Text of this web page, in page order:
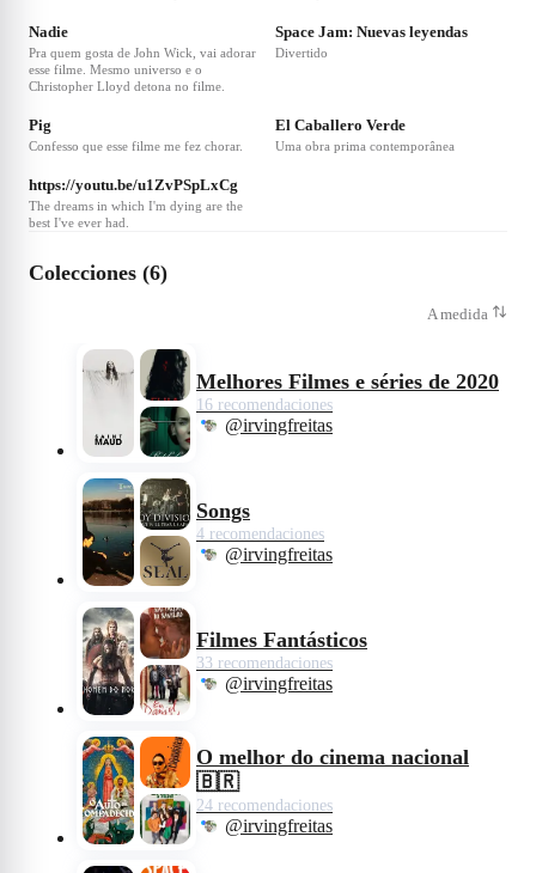
Nadie
Pra quem gosta de John Wick, vai adorar
esse filme. Mesmo universo e o
Christopher Lloyd detona no filme.
Space Jam: Nuevas leyendas
Divertido
Pig
Confesso que esse filme me fez chorar.
El Caballero Verde
Uma obra prima contemporânea
❤18
https://youtu.be/u1ZvPSpLxCg
The dreams in which I'm dying are the
best I've ever had.
Colecciones (6)
A medida
Melhores Filmes e séries de 2020
16 recomendaciones
@irvingfreitas
Songs
4 recomendaciones
@irvingfreitas
Filmes Fantásticos
33 recomendaciones
@irvingfreitas
O melhor do cinema nacional
🇧🇷
24 recomendaciones
@irvingfreitas